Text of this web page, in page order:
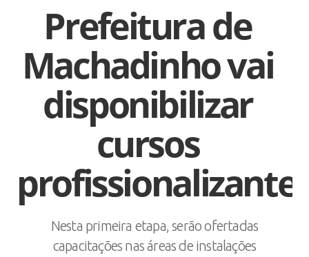
Prefeitura de
Machadinho vai
disponibilizar
cursos
Nesta primeira etapa, serão ofertadas
capacitações nas áreas de instalações